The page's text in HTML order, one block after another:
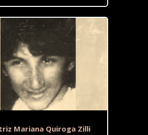
Mariana Quiroga Zilli